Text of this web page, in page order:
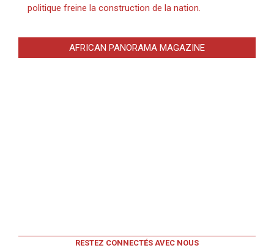
politique freine la construction de la nation.
AFRICAN PANORAMA MAGAZINE
RESTEZ CONNECTÉS AVEC NOUS